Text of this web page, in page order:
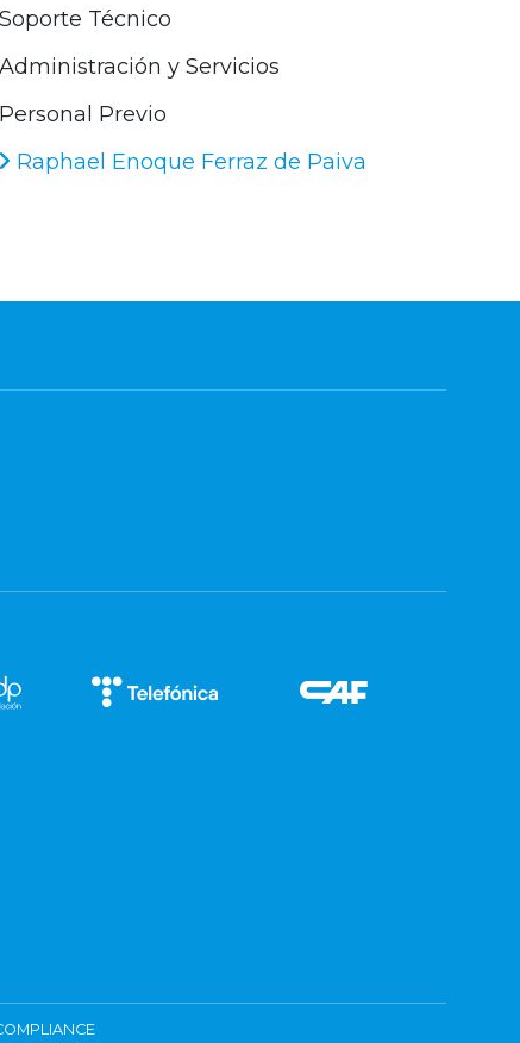
Soporte Técnico
Administración y Servicios
Personal Previo
Raphael Enoque Ferraz de Paiva